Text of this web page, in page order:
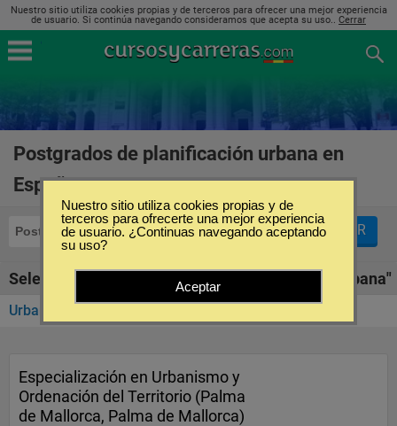
Nuestro sitio utiliza cookies propias y de terceros para ofrecer una mejor experiencia
de usuario. Si continúa navegando consideramos que acepta su uso.. Cerrar
Postgrados de planificación urbana en
España
Postgrados Planificación Urbana FILTRAR
Seleccione la SubCategoría de "Planificación Urbana"
Urbanismo y Administraciones Públicas
Especialización en Urbanismo y
Ordenación del Territorio (Palma
de Mallorca, Palma de Mallorca)
Nuestro sitio utiliza cookies propias y de
terceros para ofrecerte una mejor experiencia
de usuario. ¿Continuas navegando aceptando
su uso?
Aceptar